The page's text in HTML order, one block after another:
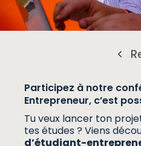
Participez à notre
Entrepreneur, c’est
Tu veux lancer ton
tes études ? Viens
d’étudiant-